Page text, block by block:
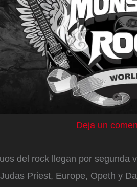
Deja un
del rock llegan por segunda
Priest, Europe, Opeth y